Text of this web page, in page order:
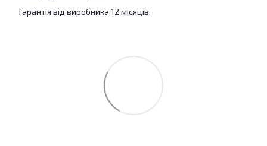
Гарантія від виробника 12 місяців.